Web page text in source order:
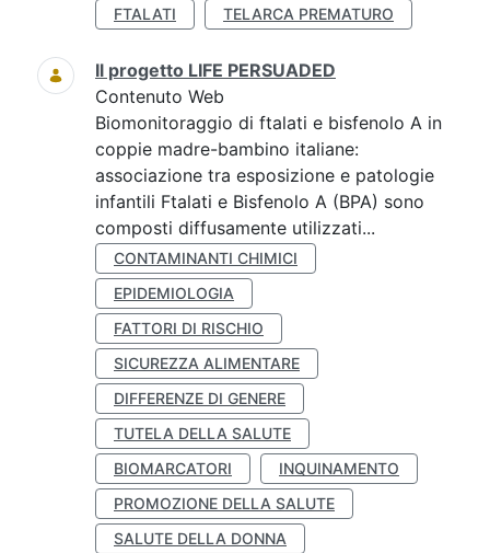
FTALATI TELARCA PREMATURO
Il progetto LIFE PERSUADED
Contenuto Web
Biomonitoraggio di ftalati e bisfenolo A in
coppie madre-bambino italiane:
associazione tra esposizione e patologie
infantili Ftalati e Bisfenolo A (BPA) sono
composti diffusamente utilizzati...
CONTAMINANTI CHIMICI
EPIDEMIOLOGIA
FATTORI DI RISCHIO
SICUREZZA ALIMENTARE
DIFFERENZE DI GENERE
TUTELA DELLA SALUTE
BIOMARCATORI
INQUINAMENTO
PROMOZIONE DELLA SALUTE
SALUTE DELLA DONNA